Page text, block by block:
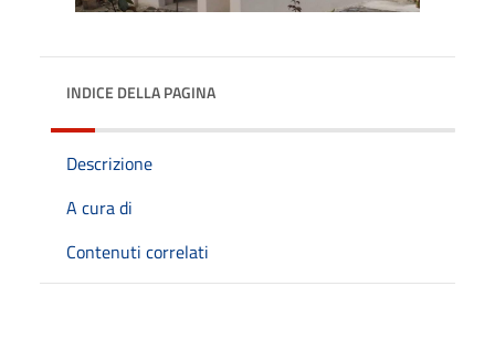
INDICE DELLA PAGINA
Descrizione
A cura di
Contenuti correlati